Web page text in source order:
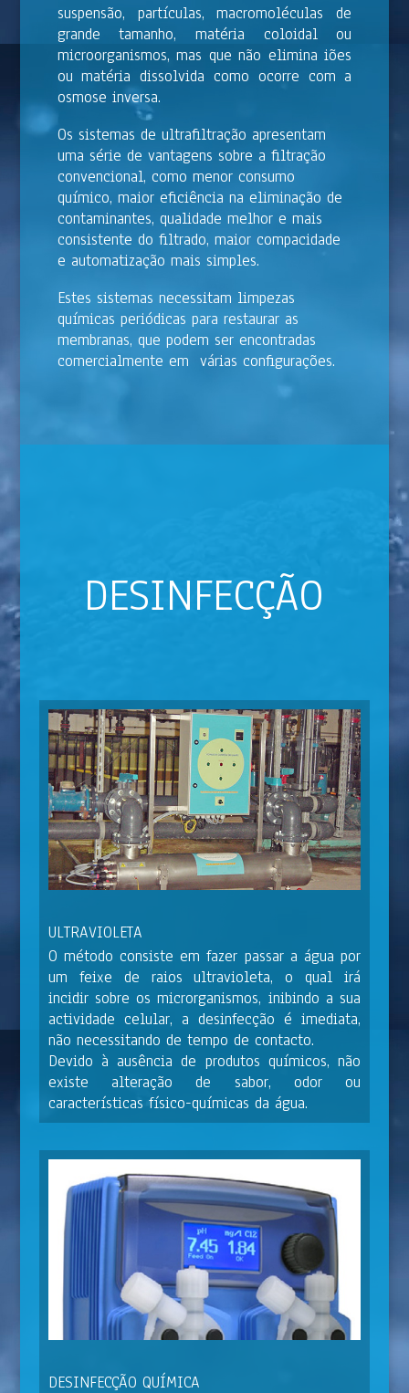
suspensão, partículas, macromoléculas de
grande tamanho, matéria coloidal ou
microorganismos, mas que não elimina iões
ou matéria dissolvida como ocorre com a
osmose inversa.
Os sistemas de ultrafiltração apresentam
uma série de vantagens sobre a filtração
convencional, como menor consumo
químico, maior eficiência na eliminação de
contaminantes, qualidade melhor e mais
consistente do filtrado, maior compacidade
e automatização mais simples.
Estes sistemas necessitam limpezas
químicas periódicas para restaurar as
membranas, que podem ser encontradas
comercialmente em várias configurações.
DESINFECÇÃO
ULTRAVIOLETA
O método consiste em fazer passar a água por
um feixe de raios ultravioleta, o qual irá
incidir sobre os microrganismos, inibindo a sua
actividade celular, a desinfecção é imediata,
não necessitando de tempo de contacto.
Devido à ausência de produtos químicos, não
existe alteração de sabor, odor ou
características físico-químicas da água.
DESINFECÇÃO QUÍMICA